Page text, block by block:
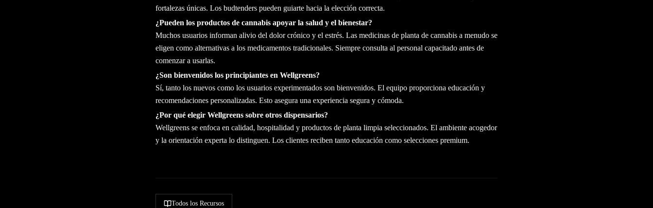
fortalezas únicas. Los budtenders pueden guiarte hacia la elección correcta.
¿Pueden los productos de cannabis apoyar la salud y el bienestar?
Muchos usuarios informan alivio del dolor crónico y el estrés. Las medicinas de planta de cannabis a menudo se
eligen como alternativas a los medicamentos tradicionales. Siempre consulta al personal capacitado antes de
comenzar a usarlas.
¿Son bienvenidos los principiantes en Wellgreens?
Sí, tanto los nuevos como los usuarios experimentados son bienvenidos. El equipo proporciona educación y
recomendaciones personalizadas. Esto asegura una experiencia segura y cómoda.
¿Por qué elegir Wellgreens sobre otros dispensarios?
Wellgreens se enfoca en calidad, hospitalidad y productos de planta limpia seleccionados. El ambiente acogedor
y la orientación experta lo distinguen. Los clientes reciben tanto educación como selecciones premium.
Todos los Recursos